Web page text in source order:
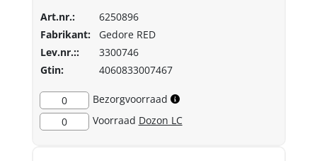
Art.nr.:
6250896
Fabrikant:
Gedore RED
Lev.nr.::
3300746
Gtin:
4060833007467
0
Bezorgvoorraad
0
Voorraad Dozon LC